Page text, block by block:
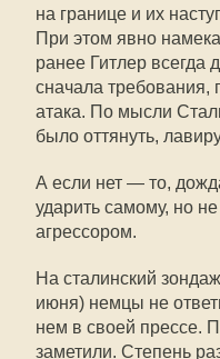
на границе и их
При этом явно
ранее Гитлер всегда
сначала
атака. По мысли
было оттянуть,
А если нет — то,
ударить самому, но
агрессором.
На сталинский
июня) немцы не
нем в своей прессе.
заметили. Степень